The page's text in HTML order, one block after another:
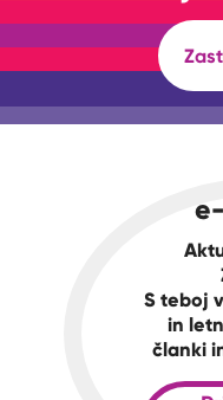
S teboj
in
članki